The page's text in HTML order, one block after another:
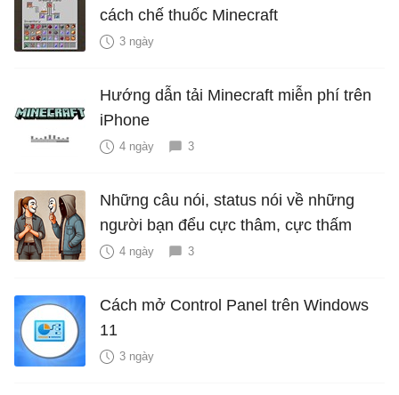
cách chế thuốc Minecraft
3 ngày
Hướng dẫn tải Minecraft miễn phí trên
iPhone
4 ngày 3
Những câu nói, status nói về những
người bạn đểu cực thâm, cực thấm
4 ngày 3
Cách mở Control Panel trên Windows
11
3 ngày